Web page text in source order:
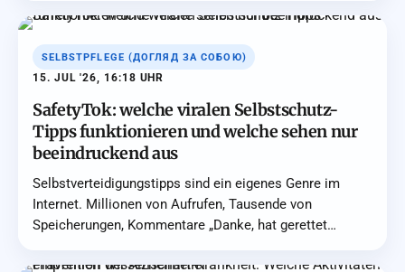
SELBSTPFLEGE (ДОГЛЯД ЗА СОБОЮ)
15. JUL '26, 16:18 UHR
SafetyTok: welche viralen Selbstschutz-
Tipps funktionieren und welche sehen nur
beeindruckend aus
Selbstverteidigungstipps sind ein eigenes Genre im
Internet. Millionen von Aufrufen, Tausende von
Speicherungen, Kommentare „Danke, hat gerettet…